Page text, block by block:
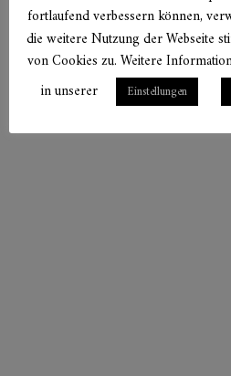
fortlaufend verbessern können,
die weitere Nutzung der Webseite
von Cookies zu. Weitere
in unserer
Einstellungen